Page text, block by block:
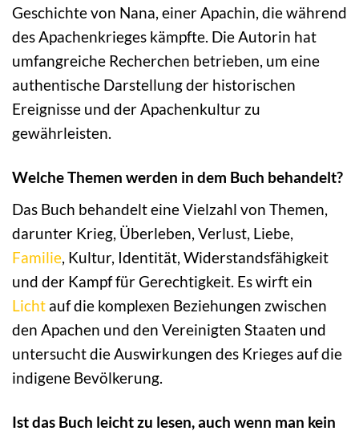
Geschichte von Nana, einer Apachin, die während
des Apachenkrieges kämpfte. Die Autorin hat
umfangreiche Recherchen betrieben, um eine
authentische Darstellung der historischen
Ereignisse und der Apachenkultur zu
gewährleisten.
Welche Themen werden in dem Buch behandelt?
Das Buch behandelt eine Vielzahl von Themen,
darunter Krieg, Überleben, Verlust, Liebe,
Familie, Kultur, Identität, Widerstandsfähigkeit
und der Kampf für Gerechtigkeit. Es wirft ein
Licht auf die komplexen Beziehungen zwischen
den Apachen und den Vereinigten Staaten und
untersucht die Auswirkungen des Krieges auf die
indigene Bevölkerung.
Ist das Buch leicht zu lesen, auch wenn man kein